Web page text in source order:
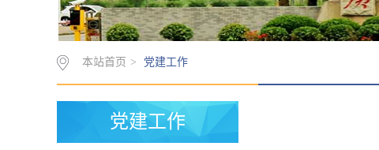
本站首页 > 党建工作
党建工作